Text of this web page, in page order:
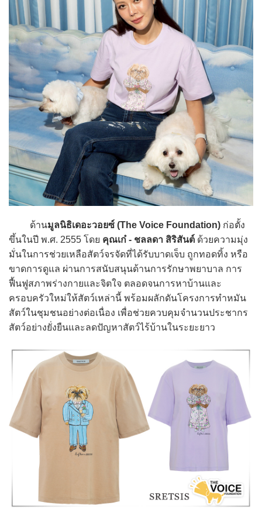
ด้านมูลนิธิเดอะวอยซ์ (The Voice Foundation) ก่อตั้ง
ขึ้นในปี พ.ศ. 2555 โดย คุณเก๋ - ชลลดา สิริสันต์ ด้วยความมุ่ง
มั่นในการช่วยเหลือสัตว์จรจัดที่ได้รับบาดเจ็บ ถูกทอดทิ้ง หรือ
ขาดการดูแล ผ่านการสนับสนุนด้านการรักษาพยาบาล การ
ฟื้นฟูสภาพร่างกายและจิตใจ ตลอดจนการหาบ้านและ
ครอบครัวใหม่ให้สัตว์เหล่านี้ พร้อมผลักดันโครงการทำหมัน
สัตว์ในชุมชนอย่างต่อเนื่อง เพื่อช่วยควบคุมจำนวนประชากร
สัตว์อย่างยั่งยืนและลดปัญหาสัตว์ไร้บ้านในระยะยาว